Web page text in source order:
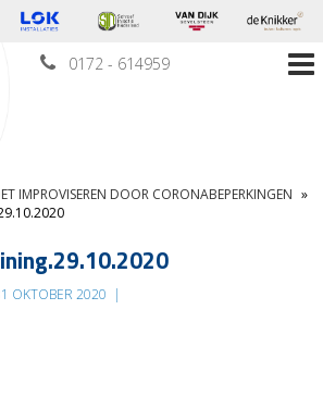
0172 - 614959
IMPROVISEREN DOOR CORONABEPERKINGEN »
OKTOBER 2020 |